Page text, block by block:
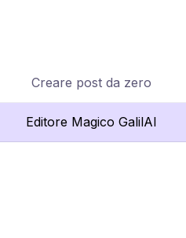
Creare post da zero
Editore Magico GalilAI